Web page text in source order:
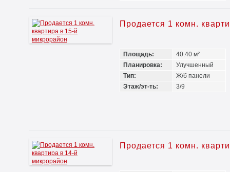
Продается 1 комн.
Площадь:
40.40 м²
Планировка:
Улучшенный
Тип:
Ж/б панели
Этаж/эт-ть:
3/9
Продается 1 комн.